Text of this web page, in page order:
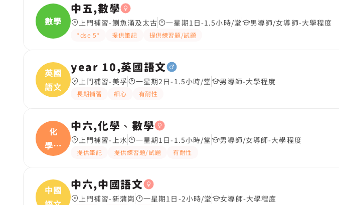
數學
中五,數學
上門補習-鰂魚涌及太古 一星期1日-1.5小時/堂 男導師/女導師-大學程度
*dse 5* 提供筆記 提供練習題/試題
英國
語文
year 10,英國語文
上門補習-美孚 一星期2日-1.5小時/堂 男導師-大學程度
長期補習 細心 有耐性
化
學、
數學
中六,化學、數學
上門補習-上水 一星期1日-1.5小時/堂 男導師/女導師-大學程度
提供筆記 提供練習題/試題 有耐性
中國
中六,中國語文
上門補習-新蒲崗 一星期1日-2小時/堂 女導師-大學程度